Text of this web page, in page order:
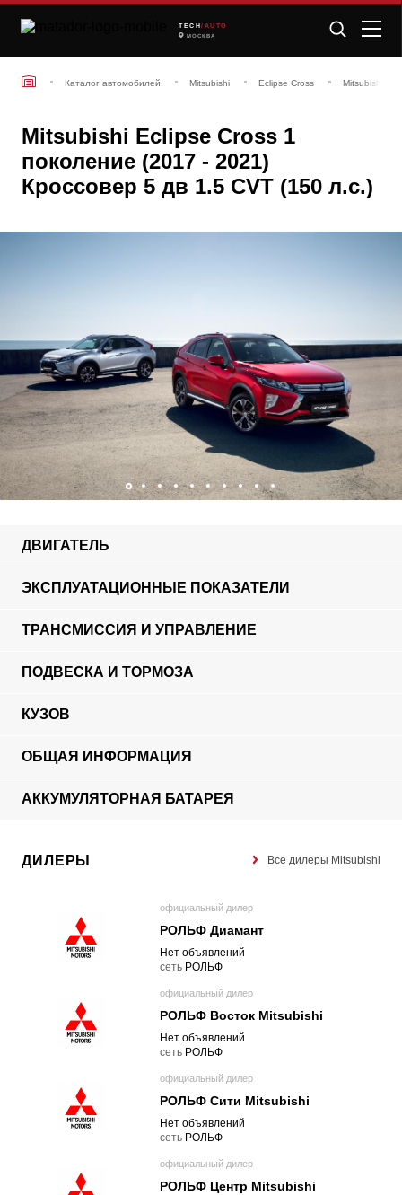
TECH /AUTO
МОСКВА
Каталог автомобилей Mitsubishi Eclipse Cross Mitsubishi
Mitsubishi Eclipse Cross 1
поколение (2017 - 2021)
Кроссовер 5 дв 1.5 CVT (150 л.с.)
ДВИГАТЕЛЬ
ЭКСПЛУАТАЦИОННЫЕ ПОКАЗАТЕЛИ
ТРАНСМИССИЯ И УПРАВЛЕНИЕ
ПОДВЕСКА И ТОРМОЗА
КУЗОВ
ОБЩАЯ ИНФОРМАЦИЯ
АККУМУЛЯТОРНАЯ БАТАРЕЯ
ДИЛЕРЫ Все дилеры Mitsubishi
официальный дилер
РОЛЬФ Диамант
Нет объявлений
cеть РОЛЬФ
официальный дилер
РОЛЬФ Восток Mitsubishi
Нет объявлений
cеть РОЛЬФ
официальный дилер
РОЛЬФ Сити Mitsubishi
Нет объявлений
cеть РОЛЬФ
официальный дилер
РОЛЬФ Центр Mitsubishi